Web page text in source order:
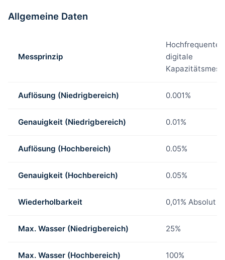
Allgemeine Daten
Messprinzip
Hochfrequente
digitale
Auflösung (Niedrigbereich) 0.001%
Genauigkeit (Niedrigbereich) 0.01%
Auflösung (Hochbereich) 0.05%
Genauigkeit (Hochbereich) 0.05%
Wiederholbarkeit 0,01% Absolut
Max. Wasser (Niedrigbereich) 25%
Max. Wasser (Hochbereich) 100%